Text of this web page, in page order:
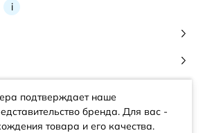
i
подтверждает наше
бренда. Для вас -
товара и его качества.